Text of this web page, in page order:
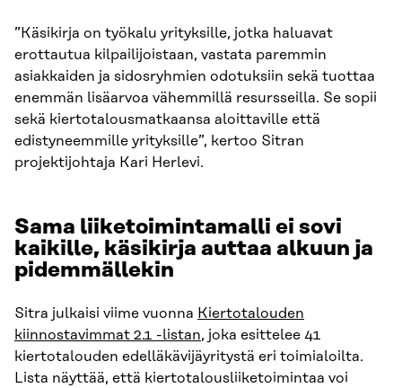
”Käsikirja on työkalu yrityksille, jotka haluavat
erottautua kilpailijoistaan, vastata paremmin
asiakkaiden ja sidosryhmien odotuksiin sekä tuottaa
enemmän lisäarvoa vähemmillä resursseilla. Se sopii
sekä kiertotalousmatkaansa aloittaville että
edistyneemmille yrityksille”, kertoo Sitran
projektijohtaja Kari Herlevi.
Sama liiketoimintamalli ei sovi
kaikille, käsikirja auttaa alkuun ja
pidemmällekin
Sitra julkaisi viime vuonna Kiertotalouden
kiinnostavimmat 2.1 -listan, joka esittelee 41
kiertotalouden edelläkävijäyritystä eri toimialoilta.
Lista näyttää, että kiertotalousliiketoimintaa voi